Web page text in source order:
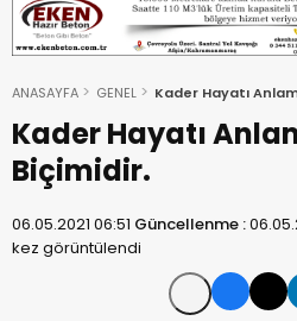
ANASAYFA GENEL Kader Hayatı
Kader Hayatı
Biçimidir.
06.05.2021 06:51 Güncellenme :
kez görüntülendi